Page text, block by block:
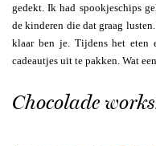
gedekt. Ik had spookjeschips
de kinderen die dat graag
klaar ben je. Tijdens het eten
cadeautjes uit te pakken. Wat
Chocolade